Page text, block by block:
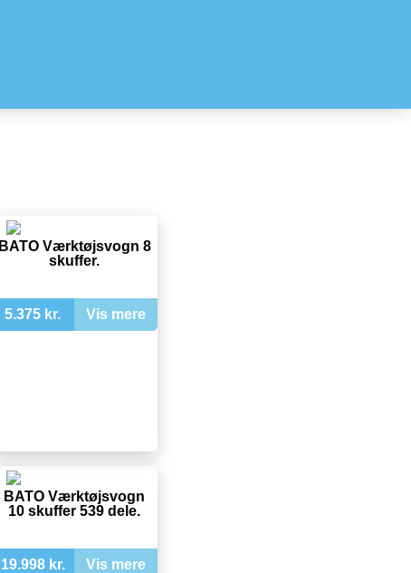
BATO Værktøjsvogn 8
skuffer.
5.375 kr. Vis mere
BATO Værktøjsvogn
10 skuffer 539 dele.
19.998 kr. Vis mere